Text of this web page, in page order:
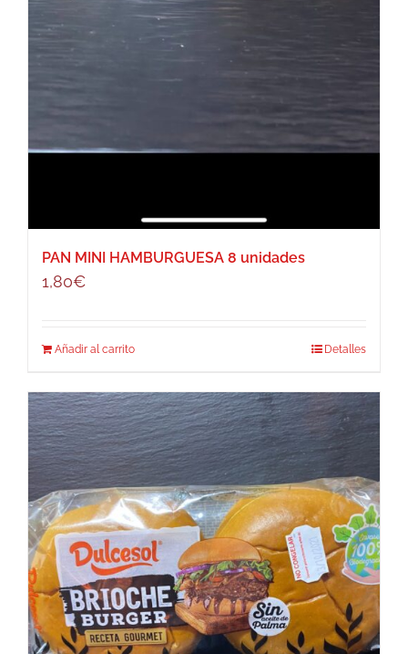
PAN MINI HAMBURGUESA 8 unidades
1,80€
Añadir al carrito Detalles